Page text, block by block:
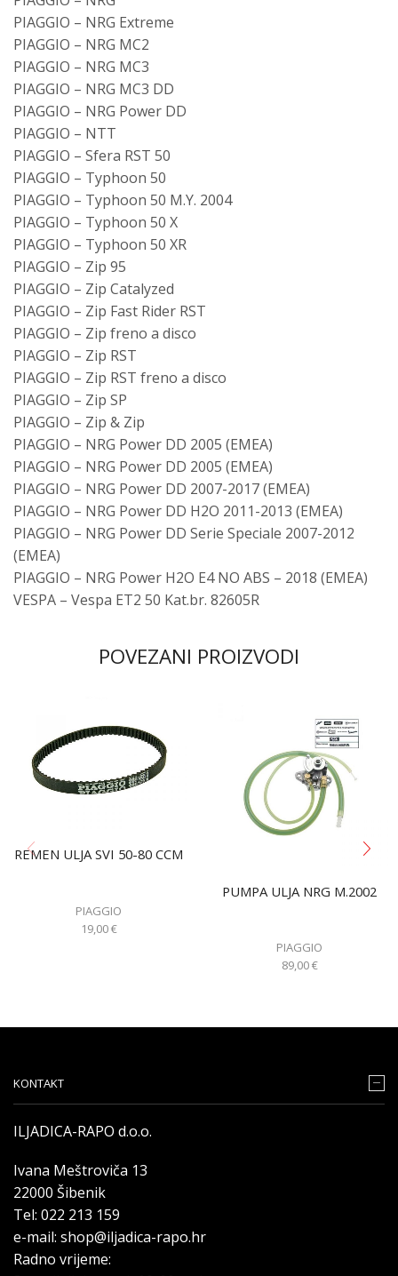
PIAGGIO – NRG Extreme
PIAGGIO – NRG MC2
PIAGGIO – NRG MC3
PIAGGIO – NRG MC3 DD
PIAGGIO – NRG Power DD
PIAGGIO – NTT
PIAGGIO – Sfera RST 50
PIAGGIO – Typhoon 50
PIAGGIO – Typhoon 50 M.Y. 2004
PIAGGIO – Typhoon 50 X
PIAGGIO – Typhoon 50 XR
PIAGGIO – Zip 95
PIAGGIO – Zip Catalyzed
PIAGGIO – Zip Fast Rider RST
PIAGGIO – Zip freno a disco
PIAGGIO – Zip RST
PIAGGIO – Zip RST freno a disco
PIAGGIO – Zip SP
PIAGGIO – Zip & Zip
PIAGGIO – NRG Power DD 2005 (EMEA)
PIAGGIO – NRG Power DD 2005 (EMEA)
PIAGGIO – NRG Power DD 2007-2017 (EMEA)
PIAGGIO – NRG Power DD H2O 2011-2013 (EMEA)
PIAGGIO – NRG Power DD Serie Speciale 2007-2012
(EMEA)
PIAGGIO – NRG Power H2O E4 NO ABS – 2018 (EMEA)
VESPA – Vespa ET2 50 Kat.br. 82605R
POVEZANI PROIZVODI
REMEN ULJA SVI 50-80 CCM
PIAGGIO
19,00€
PUMPA ULJA NRG M.2002
PIAGGIO
89,00€
KONTAKT
ILJADICA-RAPO d.o.o.
Ivana Meštroviča 13
22000 Šibenik
Tel: 022 213 159
e-mail: shop@iljadica-rapo.hr
Radno vrijeme: